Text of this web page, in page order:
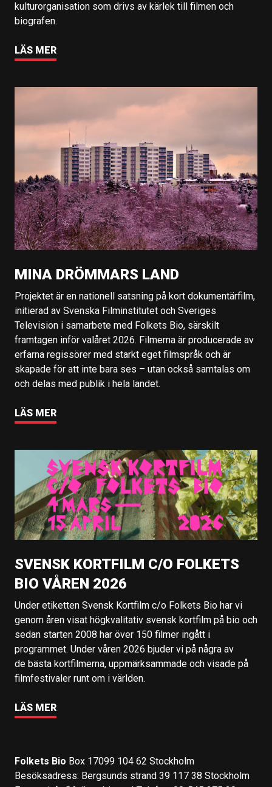
kulturorganisation som drivs av kärlek till filmen och
biografen.
LÄS MER
MINA DRÖMMARS LAND
Projektet är en nationell satsning på kort dokumentärfilm,
initierad av Svenska Filminstitutet och Sveriges
Television i samarbete med Folkets Bio, särskilt
framtagen inför valåret 2026. Filmerna är producerade av
erfarna regissörer med starkt eget filmspråk och är
skapade för att inte bara ses – utan också samtalas om
och delas med publik i hela landet.
LÄS MER
SVENSK KORTFILM C/O FOLKETS
BIO VÅREN 2026
Under etiketten Svensk Kortfilm c/o Folkets Bio har vi
genom åren visat högkvalitativ svensk kortfilm på bio och
sedan starten 2008 har över 150 filmer ingått i
programmet. Under våren 2026 bjuder vi på några av
de bästa kortfilmerna, uppmärksammade och visade på
filmfestivaler runt om i världen.
LÄS MER
Folkets Bio Box 17099 104 62 Stockholm
Besöksadress: Bergsunds strand 39 117 38 Stockholm